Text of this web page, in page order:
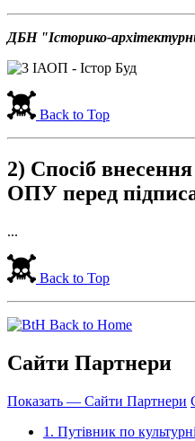
ДБН "Історико-
Back to Top
2) Спосіб
ОПУ перед
...
Back to Top
Back to Home
Сайти Партнери
Показать — Сайти Партнери
1. Путівник по